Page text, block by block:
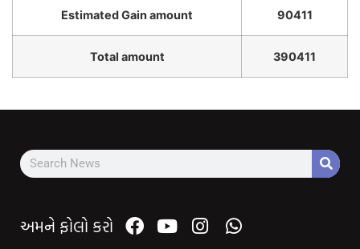
Estimated Gain amount 90411
Total amount 390411
અમને ફોલો કરો